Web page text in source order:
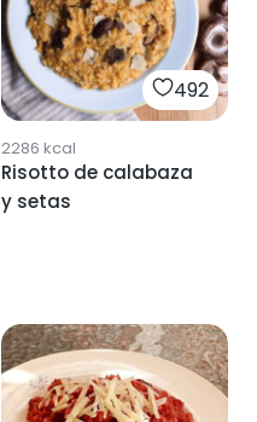
492
2286 kcal
Risotto de calabaza
y setas